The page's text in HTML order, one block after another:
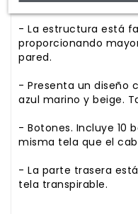
- La estructura está
proporcionando
pared.
- Presenta un diseño
azul marino y beige.
- Botones. Incluye 10
misma tela que el
- La parte trasera
tela transpirable.